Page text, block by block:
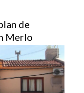
de
Merlo